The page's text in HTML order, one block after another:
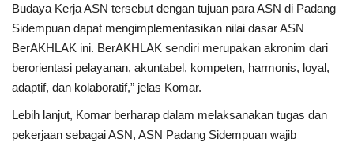
Budaya Kerja ASN tersebut dengan tujuan para ASN di Padang
Sidempuan dapat mengimplementasikan nilai dasar ASN
BerAKHLAK ini. BerAKHLAK sendiri merupakan akronim dari
berorientasi pelayanan, akuntabel, kompeten, harmonis, loyal,
adaptif, dan kolaboratif,” jelas Komar.
Lebih lanjut, Komar berharap dalam melaksanakan tugas dan
pekerjaan sebagai ASN, ASN Padang Sidempuan wajib